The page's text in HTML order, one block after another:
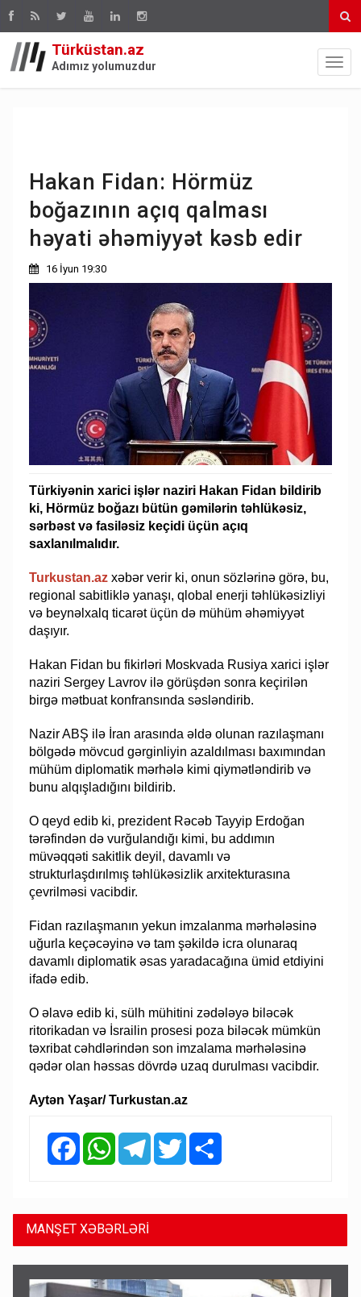
Türküstan.az
Adımız yolumuzdur
Hakan Fidan: Hörmüz
boğazının açıq qalması
həyati əhəmiyyət kəsb edir
16 İyun 19:30
Türkiyənin xarici işlər naziri Hakan Fidan bildirib
ki, Hörmüz boğazı bütün gəmilərin təhlükəsiz,
sərbəst və fasiləsiz keçidi üçün açıq
saxlanılmalıdır.
Turkustan.az xəbər verir ki, onun sözlərinə görə, bu,
regional sabitliklə yanaşı, qlobal enerji təhlükəsizliyi
və beynəlxalq ticarət üçün də mühüm əhəmiyyət
daşıyır.
Hakan Fidan bu fikirləri Moskvada Rusiya xarici işlər
naziri Sergey Lavrov ilə görüşdən sonra keçirilən
birgə mətbuat konfransında səsləndirib.
Nazir ABŞ ilə İran arasında əldə olunan razılaşmanı
bölgədə mövcud gərginliyin azaldılması baxımından
mühüm diplomatik mərhələ kimi qiymətləndirib və
bunu alqışladığını bildirib.
O qeyd edib ki, prezident Rəcəb Tayyip Erdoğan
tərəfindən də vurğulandığı kimi, bu addımın
müvəqqəti sakitlik deyil, davamlı və
strukturlaşdırılmış təhlükəsizlik arxitekturasına
çevrilməsi vacibdir.
Fidan razılaşmanın yekun imzalanma mərhələsinə
uğurla keçəcəyinə və tam şəkildə icra olunaraq
davamlı diplomatik əsas yaradacağına ümid etdiyini
ifadə edib.
O əlavə edib ki, sülh mühitini zədələyə biləcək
ritorikadan və İsrailin prosesi poza biləcək mümkün
təxribat cəhdlərindən son imzalama mərhələsinə
qədər olan həssas dövrdə uzaq durulması vacibdir.
Aytən Yaşar/ Turkustan.az
FacebookWhatsAppTelegramTwitter
MANŞET XƏBƏRLƏRİ